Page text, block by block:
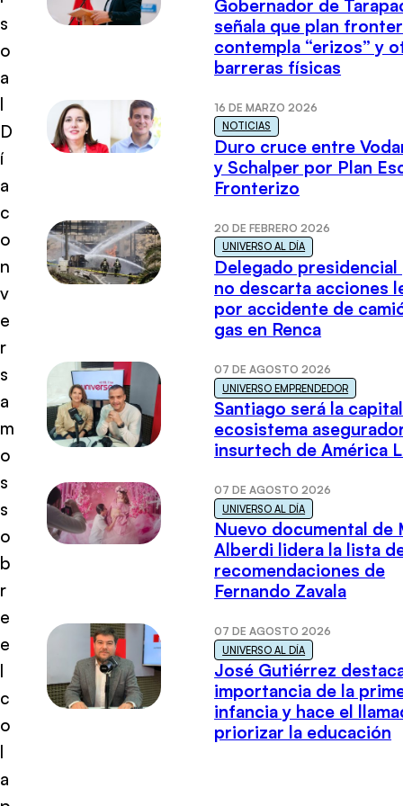
s
o
a
l
D
í
a
c
o
n
v
e
r
s
a
m
o
s
s
o
b
r
e
e
l
c
o
l
a
Gobernador de
señala que plan
contempla “erizos” y
barreras físicas
16 DE MARZO 2026
NOTICIAS
Duro cruce entre
y Schalper por Plan
Fronterizo
20 DE FEBRERO 2026
UNIVERSO AL DÍA
Delegado presidencial
no descarta acciones
por accidente de
gas en Renca
07 DE AGOSTO 2026
UNIVERSO EMPRENDEDOR
Santiago será la
ecosistema
insurtech de América
07 DE AGOSTO 2026
UNIVERSO AL DÍA
Nuevo documental de
Alberdi lidera la lista
recomendaciones de
Fernando Zavala
07 DE AGOSTO 2026
UNIVERSO AL DÍA
José Gutiérrez
importancia de la
infancia y hace el
priorizar la educación